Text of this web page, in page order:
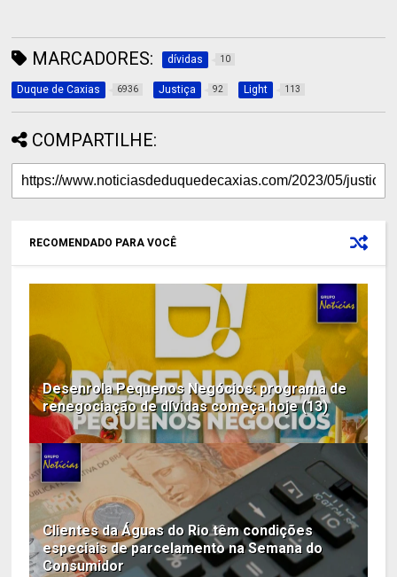
MARCADORES: dívidas 10
Duque de Caxias 6936 Justiça 92 Light 113
COMPARTILHE:
RECOMENDADO PARA VOCÊ
Desenrola Pequenos Negócios: programa de
renegociação de dívidas começa hoje (13)
Clientes da Águas do Rio têm condições
especiais de parcelamento na Semana do
Consumidor